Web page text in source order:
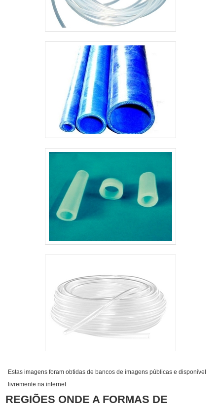
Estas imagens foram obtidas de bancos de imagens públicas e disponível
livremente na internet
REGIÕES ONDE A FORMAS DE